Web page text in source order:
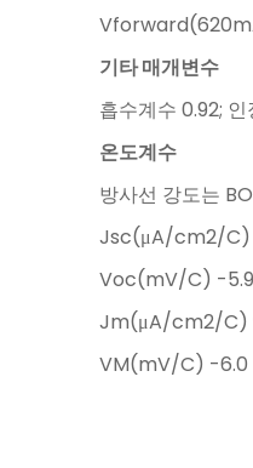
기타 매개변수
흡수계수 0.92;
온도계수
방사선 강도는
Jsc(μA/cm2/C)
Voc(mV/C) -
Jm(μA/cm2/C)
VM(mV/C) -6.0